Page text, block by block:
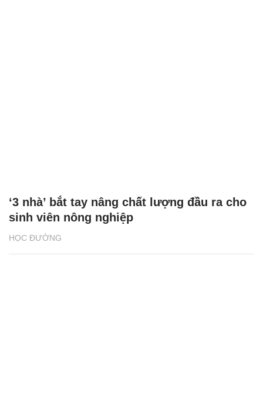
HỌC ĐƯỜNG
‘3 nhà’ bắt tay nâng chất lượng đầu ra cho
sinh viên nông nghiệp